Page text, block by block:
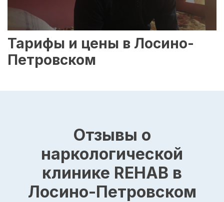
Тарифы и цены в Лосино-
Петровском
Отзывы о
наркологической
клинике REHAB в
Лосино-Петровском